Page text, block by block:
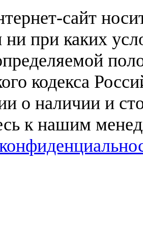
сайт
ни при каких
кодекса
о наличии и
к нашим